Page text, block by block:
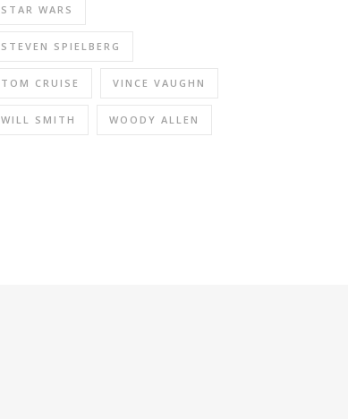
STAR WARS
STEVEN SPIELBERG
TOM CRUISE VINCE VAUGHN
WILL SMITH WOODY ALLEN